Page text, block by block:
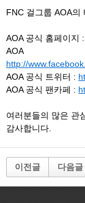
FNC 걸그룹 AOA의
AOA 공식 홈페이지 :
AOA
http://
AOA 공식 트위터 :
AOA 공식 팬카페 :
여러분들의 많은 관
감사합니다.
이전글 다음글